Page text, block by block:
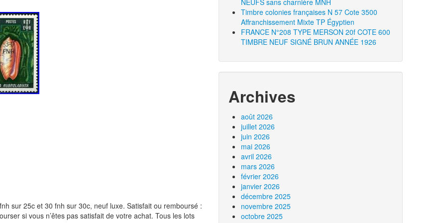
sur 25c et 30 fnh sur 30c, neuf luxe. Satisfait ou remboursé :
si vous n’êtes pas satisfait de votre achat. Tous les lots
NEUFS sans charnière MNH
Timbre colonies françaises N 57 Cote 3500
Affranchissement Mixte TP Égyptien
FRANCE N°208 TYPE MERSON 20f COTE 600
TIMBRE NEUF SIGNÉ BRUN ANNÉE 1926
Archives
août 2026
juillet 2026
juin 2026
mai 2026
avril 2026
mars 2026
février 2026
janvier 2026
décembre 2025
novembre 2025
octobre 2025